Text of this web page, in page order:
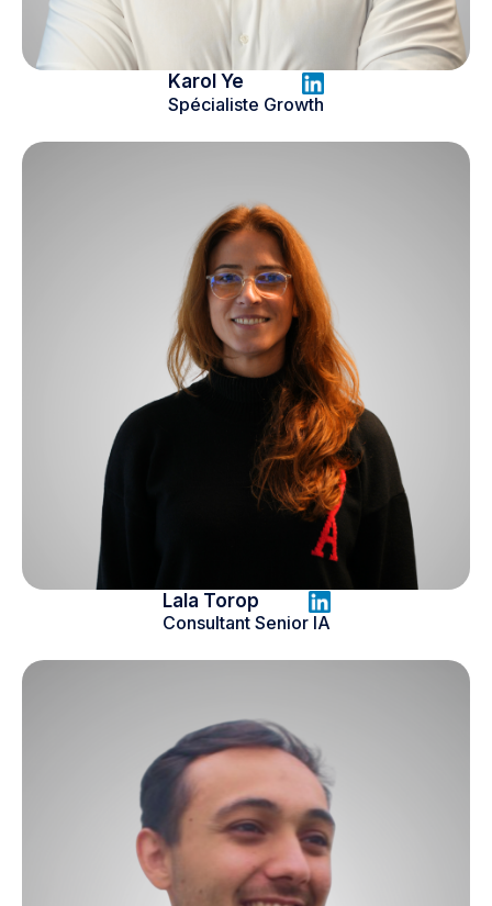
Karol Ye
Spécialiste Growth
Lala Torop
Consultant Senior IA